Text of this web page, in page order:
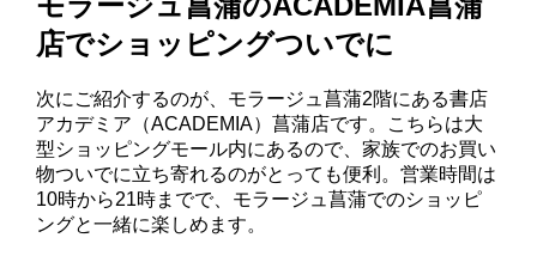
店でショッピングついでに
次にご紹介するのが、モラージュ菖蒲2階にある書店
アカデミア（ACADEMIA）菖蒲店です。こちらは大
型ショッピングモール内にあるので、家族でのお買い
物ついでに立ち寄れるのがとっても便利。営業時間は
10時から21時までで、モラージュ菖蒲でのショッピ
ングと一緒に楽しめます。